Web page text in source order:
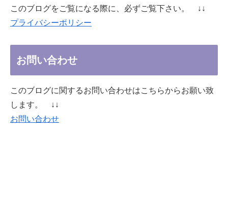
このブログをご覧になる際に、必ずご覧下さい。 ↓↓
プライバシーポリシー
お問い合わせ
このブログに関するお問い合わせはこちらからお願い致
します。 ↓↓
お問い合わせ